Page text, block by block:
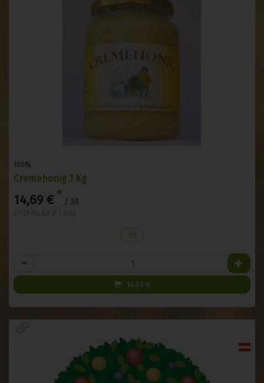
100%
Cremehonig 1 Kg
14,69 € * / St
St
Anzahl
14,69 €